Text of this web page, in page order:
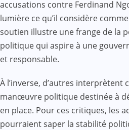
accusations contre Ferdinand
lumière ce qu’il considère
soutien illustre une frange de la
politique qui aspire à une
et responsable.
À l’inverse, d’autres interprètent
manœuvre politique destinée à
en place. Pour ces critiques, les
pourraient saper la stabilité